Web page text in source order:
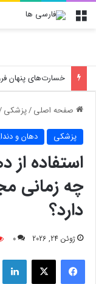
منو
خسارت‌های پنهان
صفحه اصلی/پزشکی
پزشکی دهان و
استفاده از
چه زمانی
دارد؟
ژوئن 24, 2026 0
فیسبوک